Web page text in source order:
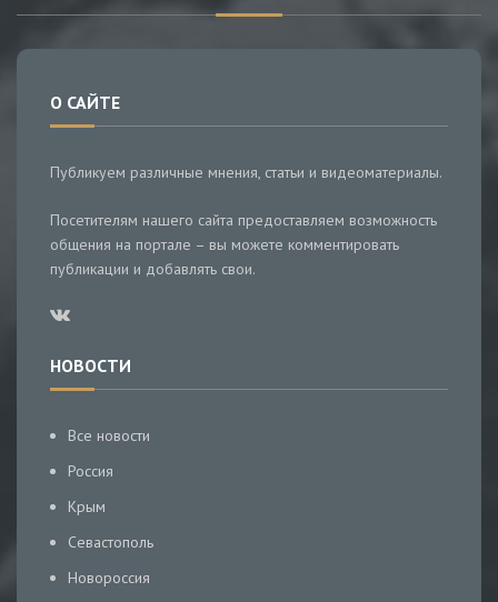
О САЙТЕ
Публикуем различные мнения, статьи и видеоматериалы.
Посетителям нашего сайта предоставляем возможность
общения на портале – вы можете комментировать
публикации и добавлять свои.
НОВОСТИ
Все новости
Россия
Крым
Севастополь
Новороссия